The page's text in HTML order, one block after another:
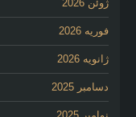
ژوئن 2026
فوریه 2026
ژانویه 2026
دسامبر 2025